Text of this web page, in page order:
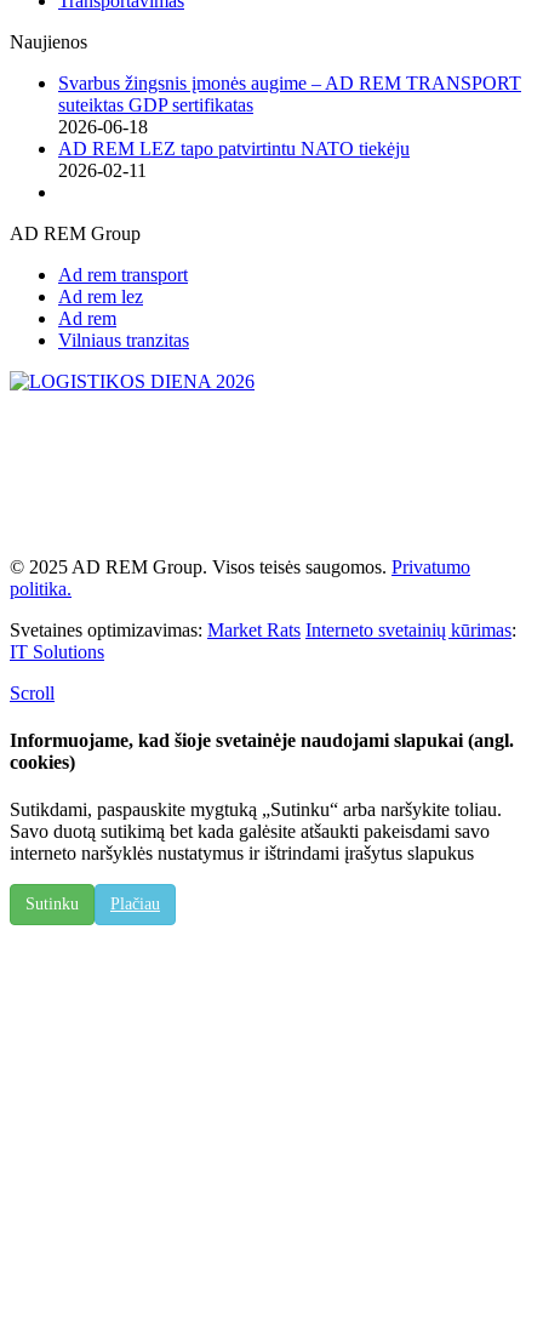
Naujienos
Svarbus žingsnis įmonės augime – AD REM TRANSPORT
suteiktas GDP sertifikatas
2026-06-18
AD REM LEZ tapo patvirtintu NATO tiekėju
2026-02-11
AD REM Group
Ad rem transport
Ad rem lez
Ad rem
Vilniaus tranzitas
© 2025 AD REM Group. Visos teisės saugomos. Privatumo
politika.
Svetaines optimizavimas: Market Rats Interneto svetainių kūrimas:
IT Solutions
Scroll
Informuojame, kad šioje svetainėje naudojami slapukai (angl.
cookies)
Sutikdami, paspauskite mygtuką „Sutinku“ arba naršykite toliau.
Savo duotą sutikimą bet kada galėsite atšaukti pakeisdami savo
interneto naršyklės nustatymus ir ištrindami įrašytus slapukus
Sutinku Plačiau